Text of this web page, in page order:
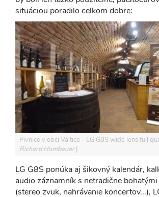
situáciou poradilo celkom dobre:
Pivnice v obci Valtice - LG G8S wide lens full
Richard Hombauer
LG G8S ponúka aj šikovný kalendár,
audio záznamník s netradične
(stereo zvuk, nahrávanie koncertov...),